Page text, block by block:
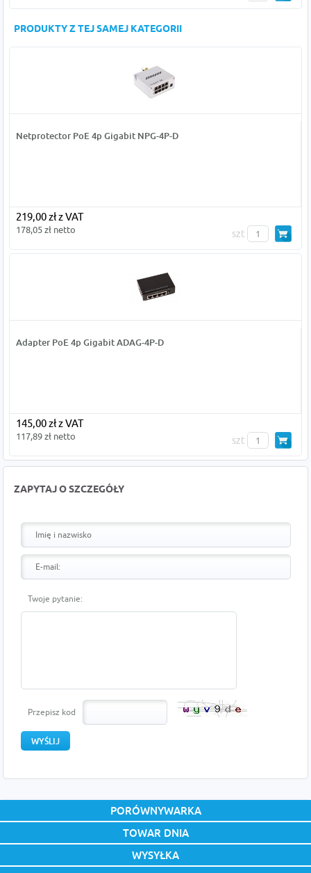
PRODUKTY Z TEJ SAMEJ KATEGORII
Netprotector PoE 4p Gigabit NPG-4P-D
219,00 zł z VAT
178,05 zł netto szt
Adapter PoE 4p Gigabit ADAG-4P-D
145,00 zł z VAT
117,89 zł netto szt
ZAPYTAJ O SZCZEGÓŁY
Twoje pytanie:
Przepisz kod
PORÓWNYWARKA
TOWAR DNIA
WYSYŁKA